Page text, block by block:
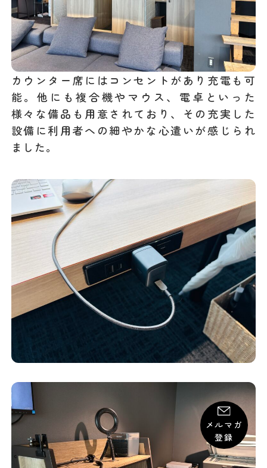
カウンター席にはコンセントがあり充電も可
能。他にも複合機やマウス、電卓といった
様々な備品も用意されており、その充実した
設備に利用者への細やかな心遣いが感じられ
ました。
メルマガ
登録